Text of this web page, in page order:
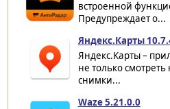
встроенной
Предупреждает о...
Яндекс.Карты
Яндекс.Карты –
не только
снимки...
Waze 5.21.0.0